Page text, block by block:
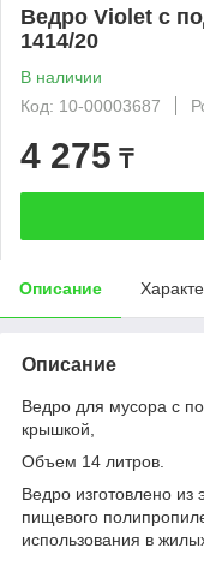
Ведро Violet с
1414/20
В наличии
Код: 10-00003687
4 275 ₸
Описание
Описание
Ведро для мусора с
крышкой,
Объем 14 литров.
Ведро изготовлено из
пищевого
использования в